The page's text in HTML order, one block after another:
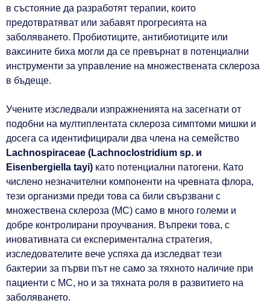
в състояние да разработят терапии, които
предотвратяват или забавят прогресията на
заболяването. Пробиотиците, антибиотиците или
ваксините биха могли да се превърнат в потенциални
инструменти за управление на множествената склероза
в бъдеще.
Учените изследвали изпражненията на засегнати от
подобни на мултиплентата склероза симптоми мишки и
досега са идентифицирали два члена на семейство
Lachnospiraceae (Lachnoclostridium sp. и
Eisenbergiella tayi) като потенциални патогени. Като
числено незначителни компоненти на чревната флора,
тези организми преди това са били свързвани с
множествена склероза (МС) само в много големи и
добре контролирани проучвания. Въпреки това, с
иновативната си експериментална стратегия,
изследователите вече успяха да изследват тези
бактерии за първи път не само за тяхното наличие при
пациенти с МС, но и за тяхната роля в развитието на
заболяването.